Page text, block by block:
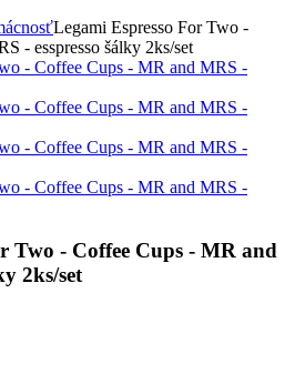
Legami Espresso For Two -
- esspresso šálky 2ks/set
Two - Coffee Cups - MR and
2ks/set